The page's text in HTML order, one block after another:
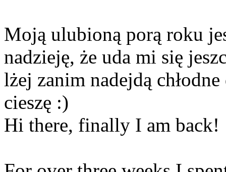
Moją ulubioną porą roku
nadzieję, że uda mi się
lżej zanim nadejdą
cieszę :)
Hi there, finally I am back!